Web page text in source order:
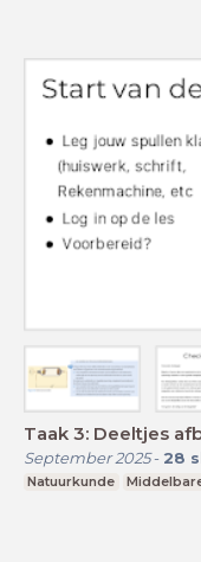
Taak 3: Deeltjes
September 2025- 28
Natuurkunde